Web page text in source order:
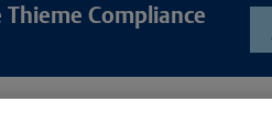
Compliance